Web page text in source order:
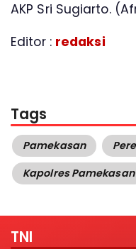
AKP Sri Sugiarto.
Editor : redaksi
Tags
Pamekasan
Kapolres Pamekasan
TNI